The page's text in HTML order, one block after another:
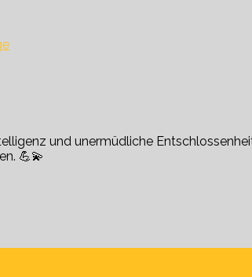
und unermüdliche
💪💫